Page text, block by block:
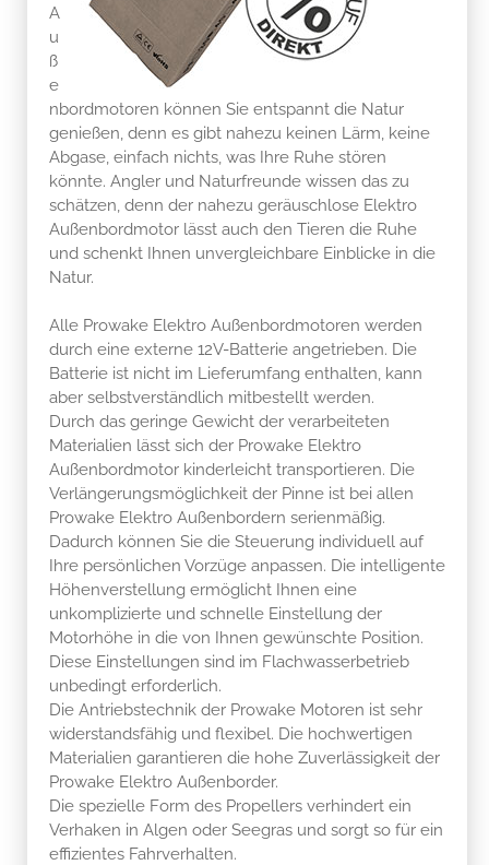
A
u
ß
e
nbordmotoren können Sie entspannt die Natur
genießen, denn es gibt nahezu keinen Lärm, keine
Abgase, einfach nichts, was Ihre Ruhe stören
könnte. Angler und Naturfreunde wissen das zu
schätzen, denn der nahezu geräuschlose Elektro
Außenbordmotor lässt auch den Tieren die Ruhe
und schenkt Ihnen unvergleichbare Einblicke in die
Natur.
Alle Prowake Elektro Außenbordmotoren werden
durch eine externe 12V-Batterie angetrieben. Die
Batterie ist nicht im Lieferumfang enthalten, kann
aber selbstverständlich mitbestellt werden.
Durch das geringe Gewicht der verarbeiteten
Materialien lässt sich der Prowake Elektro
Außenbordmotor kinderleicht transportieren. Die
Verlängerungsmöglichkeit der Pinne ist bei allen
Prowake Elektro Außenbordern serienmäßig.
Dadurch können Sie die Steuerung individuell auf
Ihre persönlichen Vorzüge anpassen. Die intelligente
Höhenverstellung ermöglicht Ihnen eine
unkomplizierte und schnelle Einstellung der
Motorhöhe in die von Ihnen gewünschte Position.
Diese Einstellungen sind im Flachwasserbetrieb
unbedingt erforderlich.
Die Antriebstechnik der Prowake Motoren ist sehr
widerstandsfähig und flexibel. Die hochwertigen
Materialien garantieren die hohe Zuverlässigkeit der
Prowake Elektro Außenborder.
Die spezielle Form des Propellers verhindert ein
Verhaken in Algen oder Seegras und sorgt so für ein
effizientes Fahrverhalten.